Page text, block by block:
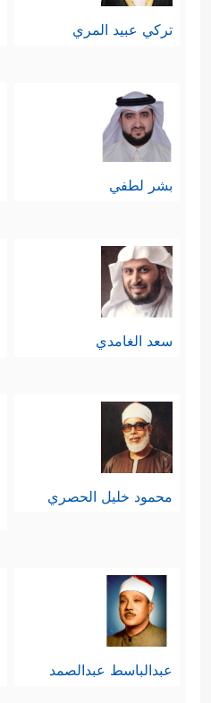
تركي عبيد المري
بشر لطفي
سعد الغامدي
محمود خليل الحصري
عبدالباسط عبدالصمد